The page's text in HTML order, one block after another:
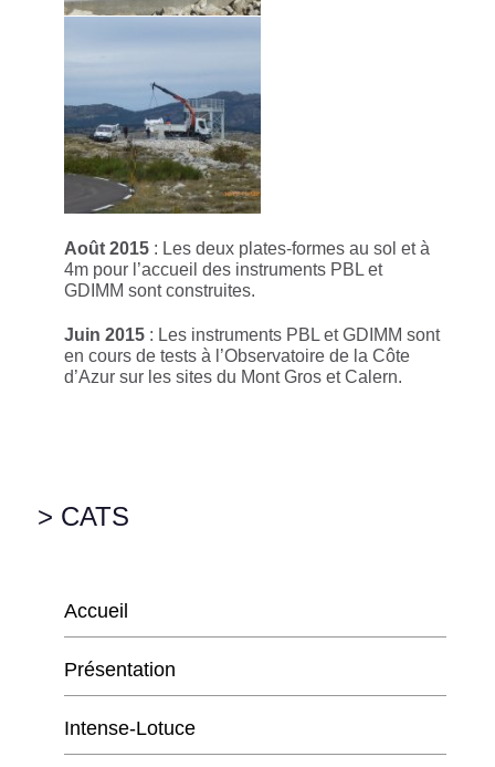
Août 2015 : Les deux plates-formes au sol et à
4m pour l’accueil des instruments PBL et
GDIMM sont construites.
Juin 2015 : Les instruments PBL et GDIMM sont
en cours de tests à l’Observatoire de la Côte
d’Azur sur les sites du Mont Gros et Calern.
> CATS
Accueil
Présentation
Intense-Lotuce